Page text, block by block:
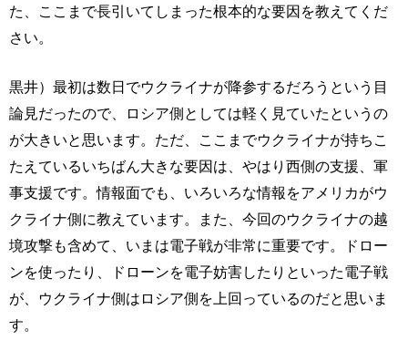
た、ここまで長引いてしまった根本的な要因を教えてくだ
さい。
黒井）最初は数日でウクライナが降参するだろうという目
論見だったので、ロシア側としては軽く見ていたというの
が大きいと思います。ただ、ここまでウクライナが持ちこ
たえているいちばん大きな要因は、やはり西側の支援、軍
事支援です。情報面でも、いろいろな情報をアメリカがウ
クライナ側に教えています。また、今回のウクライナの越
境攻撃も含めて、いまは電子戦が非常に重要です。ドロー
ンを使ったり、ドローンを電子妨害したりといった電子戦
が、ウクライナ側はロシア側を上回っているのだと思いま
す。